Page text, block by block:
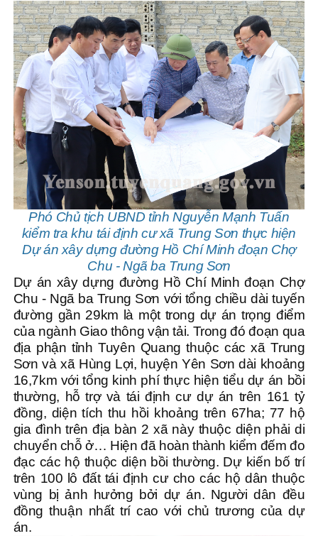
Phó Chủ tịch UBND tỉnh Nguyễn Mạnh Tuấn
kiểm tra khu tái định cư xã Trung Sơn thực hiện
Dự án xây dựng đường Hồ Chí Minh đoạn Chợ
Chu - Ngã ba Trung Sơn
Dự án xây dựng đường Hồ Chí Minh đoạn Chợ
Chu - Ngã ba Trung Sơn với tổng chiều dài tuyến
đường gần 29km là một trong dự án trọng điểm
của ngành Giao thông vận tải. Trong đó đoạn qua
địa phận tỉnh Tuyên Quang thuộc các xã Trung
Sơn và xã Hùng Lợi, huyện Yên Sơn dài khoảng
16,7km với tổng kinh phí thực hiện tiểu dự án bồi
thường, hỗ trợ và tái định cư dự án trên 161 tỷ
đồng, diện tích thu hồi khoảng trên 67ha; 77 hộ
gia đình trên địa bàn 2 xã này thuộc diện phải di
chuyển chỗ ở… Hiện đã hoàn thành kiểm đếm đo
đạc các hộ thuộc diện bồi thường. Dự kiến bố trí
trên 100 lô đất tái định cư cho các hộ dân thuộc
vùng bị ảnh hưởng bởi dự án. Người dân đều
đồng thuận nhất trí cao với chủ trương của dự
án.